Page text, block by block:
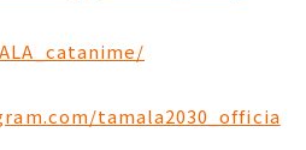
tamala2030_officia